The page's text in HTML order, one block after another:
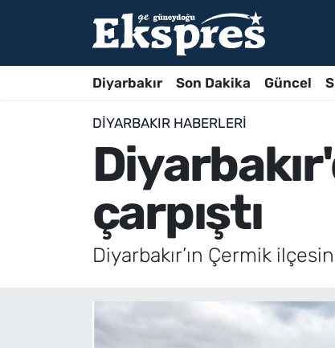
Diyarbakır Son Dakika Güncel
DIYARBAKIR HABERLERI
çarpıştı
Diyarbakır’ın Çermik